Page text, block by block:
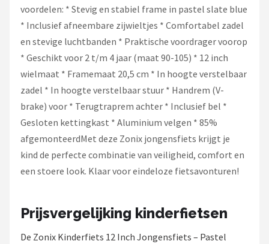
voordelen: * Stevig en stabiel frame in pastel slate blue
* Inclusief afneembare zijwieltjes * Comfortabel zadel
en stevige luchtbanden * Praktische voordrager voorop
* Geschikt voor 2 t/m 4 jaar (maat 90-105) * 12 inch
wielmaat * Framemaat 20,5 cm * In hoogte verstelbaar
zadel * In hoogte verstelbaar stuur * Handrem (V-
brake) voor * Terugtraprem achter * Inclusief bel *
Gesloten kettingkast * Aluminium velgen * 85%
afgemonteerdMet deze Zonix jongensfiets krijgt je
kind de perfecte combinatie van veiligheid, comfort en
een stoere look. Klaar voor eindeloze fietsavonturen!
Prijsvergelijking kinderfietsen
De Zonix Kinderfiets 12 Inch Jongensfiets – Pastel